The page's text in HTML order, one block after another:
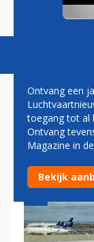
Magazine
Ontvang een
toegang tot al
Ontvang
Magazine in
Bekijk